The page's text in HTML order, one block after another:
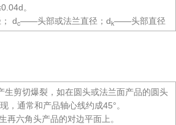
。
dc——头部或法兰直径；dk——头部直径
生剪切爆裂，如在圆头或法兰面产品的圆头
，通常和产品轴心线约成45°。
再六角头产品的对边平面上。